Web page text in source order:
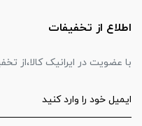
اطلاع از تخفیفات
با عضویت در ایرانیک کالا،از